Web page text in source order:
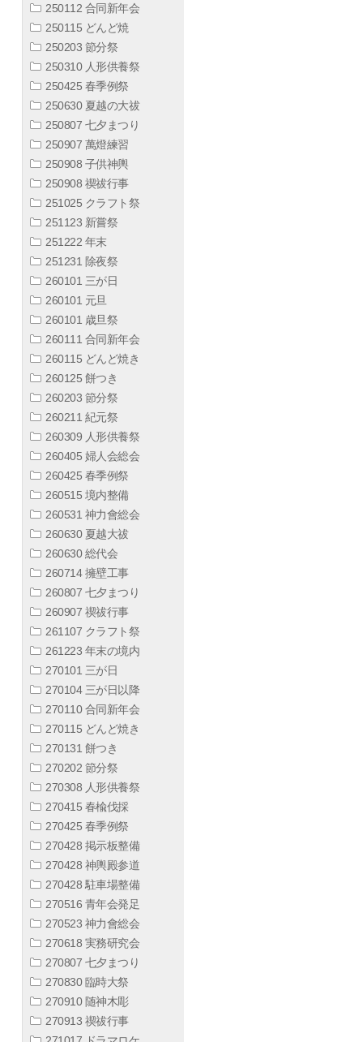
250112 合同新年会
250115 どんど焼
250203 節分祭
250310 人形供養祭
250425 春季例祭
250630 夏越の大祓
250807 七夕まつり
250907 萬燈練習
250908 子供神輿
250908 禊祓行事
251025 クラフト祭
251123 新嘗祭
251222 年末
251231 除夜祭
260101 三が日
260101 元旦
260101 歳旦祭
260111 合同新年会
260115 どんど焼き
260125 餅つき
260203 節分祭
260211 紀元祭
260309 人形供養祭
260405 婦人会総会
260425 春季例祭
260515 境内整備
260531 神力會総会
260630 夏越大祓
260630 総代会
260714 擁壁工事
260807 七夕まつり
260907 禊祓行事
261107 クラフト祭
261223 年末の境内
270101 三が日
270104 三が日以降
270110 合同新年会
270115 どんど焼き
270131 餅つき
270202 節分祭
270308 人形供養祭
270415 春楡伐採
270425 春季例祭
270428 掲示板整備
270428 神輿殿参道
270428 駐車場整備
270516 青年会発足
270523 神力會総会
270618 実務研究会
270807 七夕まつり
270830 臨時大祭
270910 随神木彫
270913 禊祓行事